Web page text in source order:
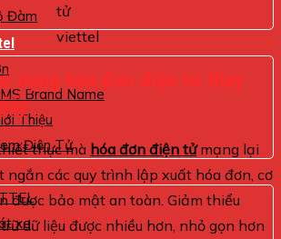
Đàm
Brand Name
Thiệu
Điện Tử
xe
tử
viettel
dụng hóa đơn điện tử thay
thực mà hóa đơn điện tửmạng lại
ngắn các quy trình lập xuất hóa đơn, cơ
được bảo mật an toàn. Giảm thiểu
dữ liệu được nhiều hơn, nhỏ gọn hơn